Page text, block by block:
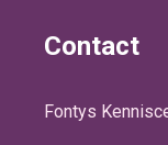
Contact
Fontys